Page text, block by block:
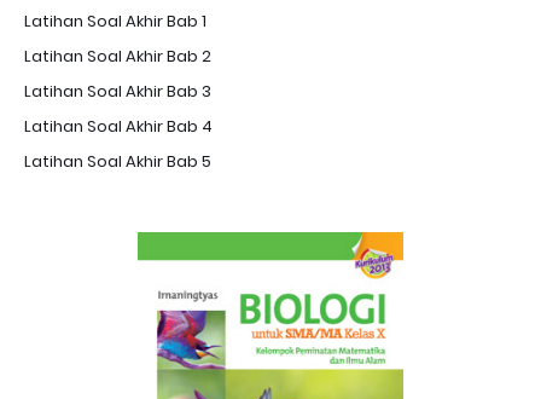
Latihan Soal Akhir Bab 1
Latihan Soal Akhir Bab 2
Latihan Soal Akhir Bab 3
Latihan Soal Akhir Bab 4
Latihan Soal Akhir Bab 5